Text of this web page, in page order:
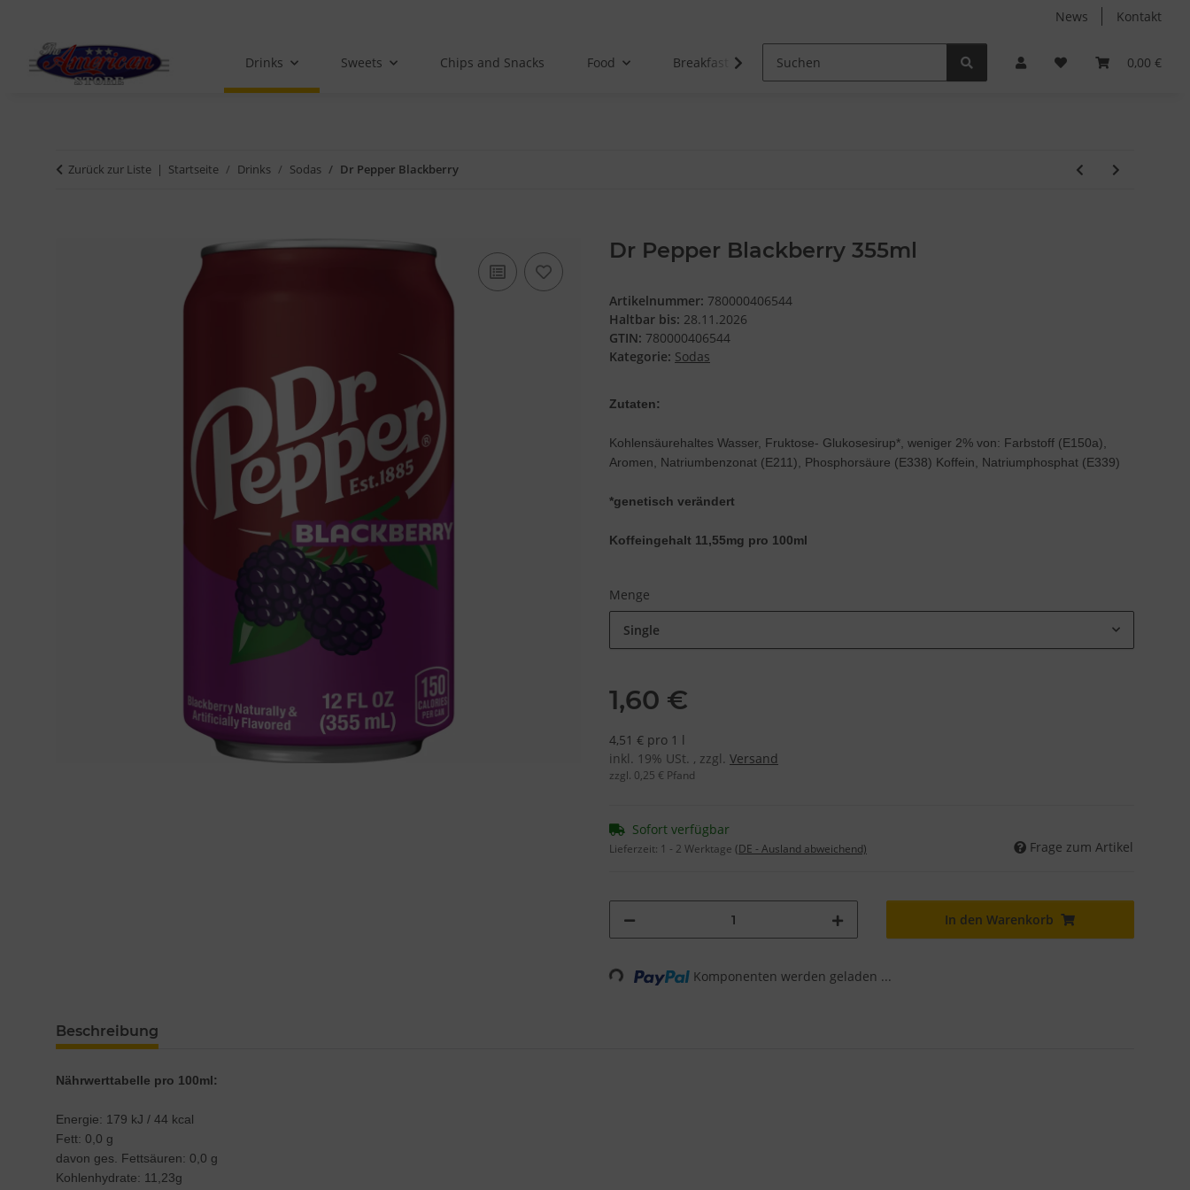
News Kontakt
0,00 €
Drinks Sweets Chips and Snacks Food Breakfast Non-Food
Zurück zur Liste Startseite Drinks Sodas Dr Pepper Blackberry
Dr Pepper Blackberry 355ml
Artikelnummer: 780000406544
Haltbar bis: 28.11.2026
GTIN: 780000406544
Kategorie: Sodas
Zutaten:
Kohlensäurehaltes Wasser, Fruktose- Glukosesirup*, weniger 2% von: Farbstoff (E150a),
Aromen, Natriumbenzonat (E211), Phosphorsäure (E338) Koffein, Natriumphosphat (E339)
*genetisch verändert
Koffeingehalt 11,55mg pro 100ml
Menge
Single
1,60 €
4,51 € pro 1 l
inkl. 19% USt. , zzgl. Versand
zzgl. 0,25 € Pfand
Sofort verfügbar
Lieferzeit: 1 - 2 Werktage (DE - Ausland abweichend) Frage zum Artikel
In den Warenkorb
Loading... Komponenten werden geladen ...
Beschreibung
Nährwerttabelle pro 100ml:
Energie: 179 kJ / 44 kcal
Fett: 0,0 g
davon ges. Fettsäuren: 0,0 g
Kohlenhydrate: 11,23g